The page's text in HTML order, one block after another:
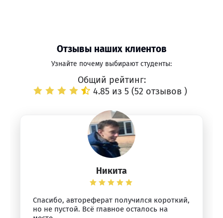
Отзывы наших клиентов
Узнайте почему выбирают студенты:
Общий рейтинг:
4.85 из 5 (52 отзывов )
Никита
Спасибо, автореферат получился короткий,
но не пустой. Всё главное осталось на